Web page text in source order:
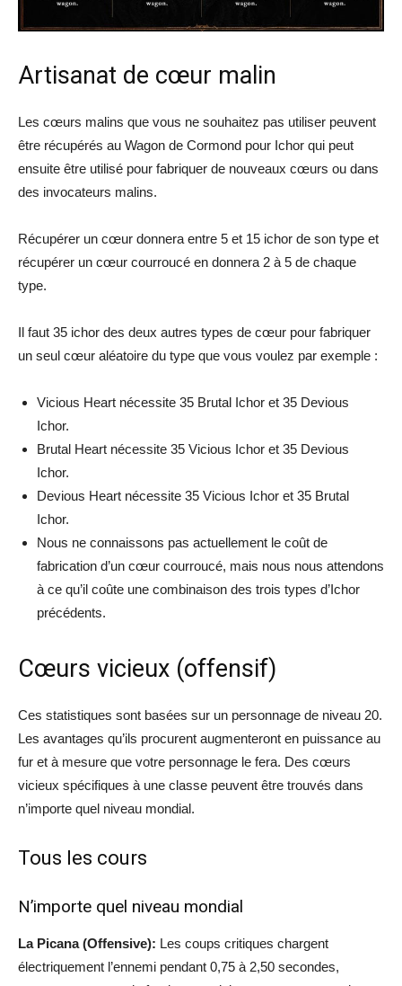
Artisanat de cœur malin
Les cœurs malins que vous ne souhaitez pas utiliser peuvent
être récupérés au Wagon de Cormond pour Ichor qui peut
ensuite être utilisé pour fabriquer de nouveaux cœurs ou dans
des invocateurs malins.
Récupérer un cœur donnera entre 5 et 15 ichor de son type et
récupérer un cœur courroucé en donnera 2 à 5 de chaque
type.
Il faut 35 ichor des deux autres types de cœur pour fabriquer
un seul cœur aléatoire du type que vous voulez par exemple :
Vicious Heart nécessite 35 Brutal Ichor et 35 Devious
Ichor.
Brutal Heart nécessite 35 Vicious Ichor et 35 Devious
Ichor.
Devious Heart nécessite 35 Vicious Ichor et 35 Brutal
Ichor.
Nous ne connaissons pas actuellement le coût de
fabrication d’un cœur courroucé, mais nous nous attendons
à ce qu’il coûte une combinaison des trois types d’Ichor
précédents.
Cœurs vicieux (offensif)
Ces statistiques sont basées sur un personnage de niveau 20.
Les avantages qu’ils procurent augmenteront en puissance au
fur et à mesure que votre personnage le fera. Des cœurs
vicieux spécifiques à une classe peuvent être trouvés dans
n’importe quel niveau mondial.
Tous les cours
N’importe quel niveau mondial
La Picana (Offensive): Les coups critiques chargent
électriquement l’ennemi pendant 0,75 à 2,50 secondes,